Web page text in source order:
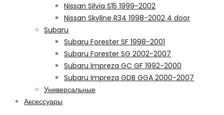
Nissan Silvia S15 1999-2002
Nissan Skyline R34 1998-2002 4 door
Subaru
Subaru Forester SF 1998-2001
Subaru Forester SG 2002-2007
Subaru Impreza GC GF 1992-2000
Subaru Impreza GDB GGA 2000-2007
Универсальные
Аксессуары